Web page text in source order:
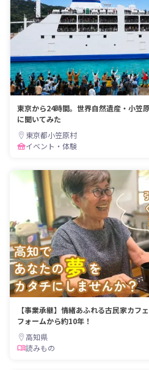
東京から24時間。世界自然遺産・小笠
に聞いてみた
東京都小笠原村
イベント・体験
【事業承継】情緒あふれる古民家カフ
フォームから約10年！
高知県
読みもの